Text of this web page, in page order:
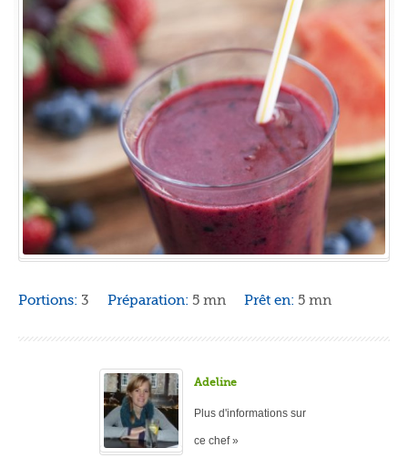
Portions: 3 Préparation: 5 mn Prêt en: 5 mn
Adeline
Plus d'informations sur
ce chef »